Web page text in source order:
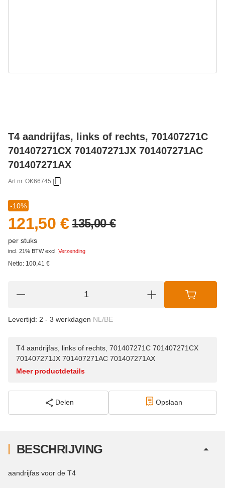
T4 aandrijfas, links of rechts, 701407271C
701407271CX 701407271JX 701407271AC
701407271AX
Art.nr.:OK66745
-10%
121,50 € 135,00 €
per stuks
incl. 21% BTWexcl. Verzending
Netto: 100,41 €
Levertijd: 2 - 3 werkdagen NL/BE
T4 aandrijfas, links of rechts, 701407271C 701407271CX
701407271JX 701407271AC 701407271AX
Meer productdetails
Delen Opslaan
BESCHRIJVING
aandrijfas voor de T4